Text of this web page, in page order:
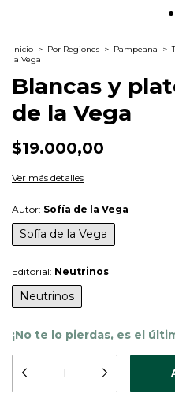
Inicio > Por Regiones > Pampeana >
la Vega
Blancas y
de la Vega
$19.000,00
Ver más detalles
Autor: Sofía de la Vega
Sofía de la Vega
Editorial: Neutrinos
Neutrinos
¡No te lo pierdas, es el